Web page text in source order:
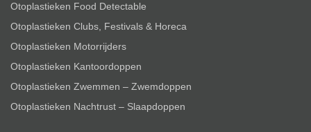
Otoplastieken Food Detectable
Otoplastieken Clubs, Festivals & Horeca
Otoplastieken Motorrijders
Otoplastieken Kantoordoppen
Otoplastieken Zwemmen – Zwemdoppen
Otoplastieken Nachtrust – Slaapdoppen